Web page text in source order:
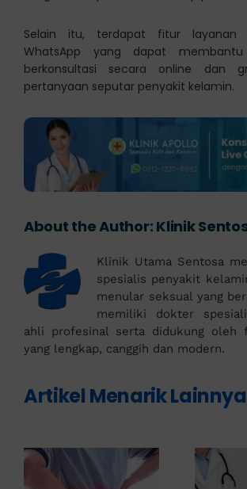
Selain itu, terdapat fitur layanan
WhatsApp yang dapat
berkonsultasi secara online dan
pertanyaan seputar penyakit kelamin.
About the Author: Klinik
Klinik Utama Sentosa
spesialis penyakit
menular seksual yang
memiliki dokter
ahli profesinal serta didukung oleh
yang lengkap, canggih dan modern.
Artikel Menarik Lainnya